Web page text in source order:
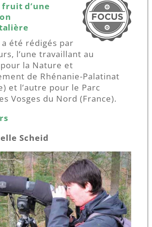
d’une
été rédigés par
l’une travaillant au
la Nature et
de Rhénanie-Palatinat
et l’autre pour le Parc
Vosges du Nord (France).
Scheid